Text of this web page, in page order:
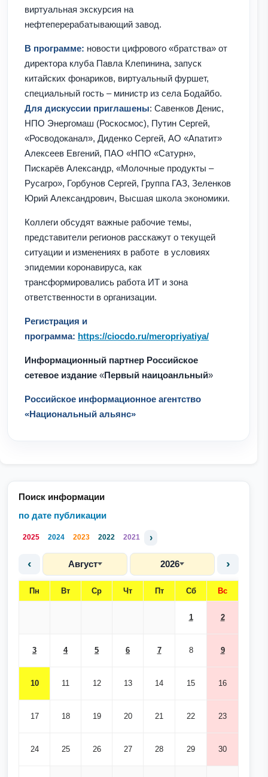
Поиск информации
по дате публикации
2025 2024 2023 2022 2021 ›
‹ Август 2026 ›
Пн Вт Ср Чт Пт Сб Вс
1 2
3 4 5 6 7 8 9
10 11 12 13 14 15 16
17 18 19 20 21 22 23
24 25 26 27 28 29 30
виртуальная экскурсия на
нефтеперерабатывающий завод.
В программе: новости цифрового «братства» от
директора клуба Павла Клепинина, запуск
китайских фонариков, виртуальный фуршет,
специальный гость – министр из села Бодайбо.
Для дискуссии приглашены: Савенков Денис,
НПО Энергомаш (Роскосмос), Путин Сергей,
«Росводоканал», Диденко Сергей, АО «Апатит»
Алексеев Евгений, ПАО «НПО «Сатурн»,
Пискарёв Александр, «Молочные продукты –
Русагро», Горбунов Сергей, Группа ГАЗ, Зеленков
Юрий Александрович, Высшая школа экономики.
Коллеги обсудят важные рабочие темы,
представители регионов расскажут о текущей
ситуации и изменениях в работе в условиях
эпидемии коронавируса, как
трансформировались работа ИТ и зона
ответственности в организации.
Регистрация и
программа: https://ciocdo.ru/meropriyatiya/
Информационный партнер Российское
сетевое издание «Первый наицоанльный»
Российское информационное агентство
«Национальный альянс»